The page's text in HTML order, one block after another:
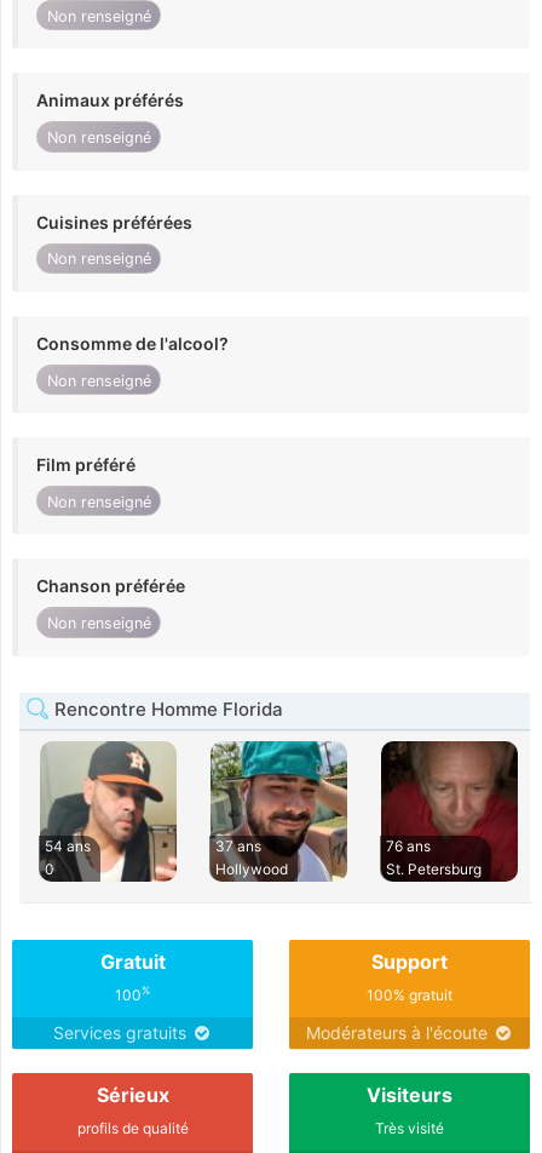
Non renseigné
Animaux préférés
Non renseigné
Cuisines préférées
Non renseigné
Consomme de l'alcool?
Non renseigné
Film préféré
Non renseigné
Chanson préférée
Non renseigné
Rencontre Homme Florida
54 ans
0
37 ans
Hollywood
76 ans
St. Petersburg
Gratuit
100%
Services gratuits
Support
100% gratuit
Modérateurs à l'écoute
Sérieux
profils de qualité
Visiteurs
Très visité